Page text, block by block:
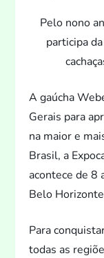
Pelo nono
participa
A gaúcha
Gerais para
na maior e
Brasil, a
acontece de 8
Belo
Para
todas as